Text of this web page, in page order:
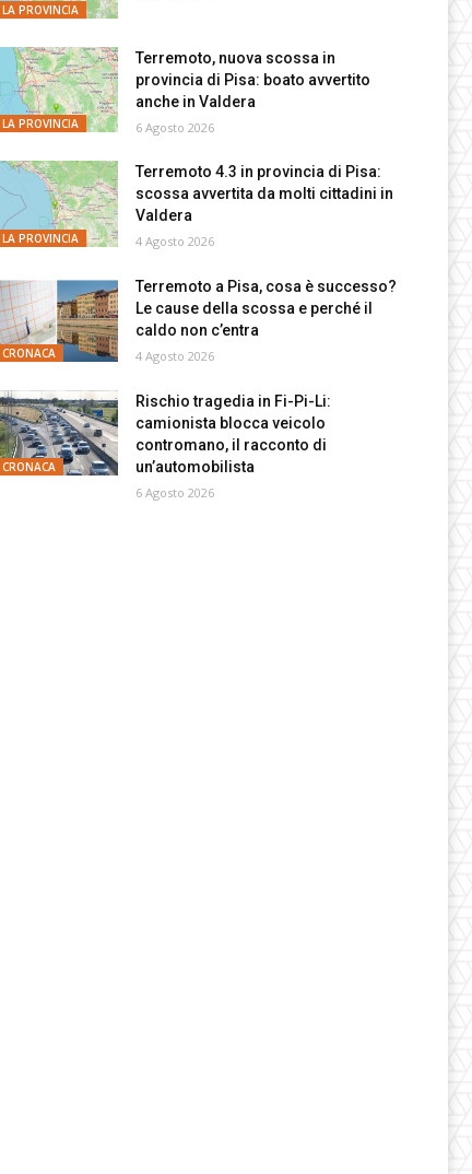
LA PROVINCIA
LA PROVINCIA
Terremoto, nuova scossa in
provincia di Pisa: boato avvertito
anche in Valdera
6 Agosto 2026
LA PROVINCIA
Terremoto 4.3 in provincia di Pisa:
scossa avvertita da molti cittadini in
Valdera
4 Agosto 2026
CRONACA
Terremoto a Pisa, cosa è successo?
Le cause della scossa e perché il
caldo non c’entra
4 Agosto 2026
CRONACA
Rischio tragedia in Fi-Pi-Li:
camionista blocca veicolo
contromano, il racconto di
un’automobilista
6 Agosto 2026